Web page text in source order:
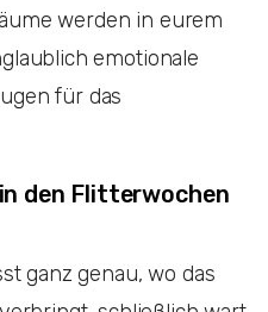
werden in eurem
emotionale
für das
den Flitterwochen
ganz genau, wo das